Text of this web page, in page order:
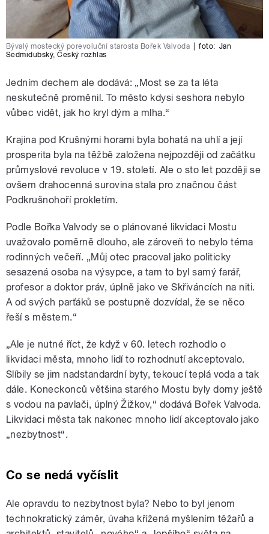
Bývalý mostecký porevoluční starosta Bořek Valvoda foto: Jan
Sedmidubský,Český rozhlas
Jedním dechem ale dodává: „Most se za ta léta
neskutečně proměnil. To město kdysi seshora nebylo
vůbec vidět, jak ho kryl dým a mlha.“
Krajina pod Krušnými horami byla bohatá na uhlí a její
prosperita byla na těžbě založena nejpozději od začátku
průmyslové revoluce v 19. století. Ale o sto let později se
ovšem drahocenná surovina stala pro značnou část
Podkrušnohoří prokletím.
Podle Bořka Valvody se o plánované likvidaci Mostu
uvažovalo poměrně dlouho, ale zároveň to nebylo téma
rodinných večeří. „Můj otec pracoval jako politicky
sesazená osoba na výsypce, a tam to byl samý farář,
profesor a doktor práv, úplně jako ve Skřiváncích na niti.
A od svých parťáků se postupně dozvídal, že se něco
řeší s městem.“
„Ale je nutné říct, že když v 60. letech rozhodlo o
likvidaci města, mnoho lidí to rozhodnutí akceptovalo.
Slíbily se jim nadstandardní byty, tekoucí teplá voda a tak
dále. Koneckonců většina starého Mostu byly domy ještě
s vodou na pavlači, úplný Žižkov,“ dodává Bořek Valvoda.
Likvidaci města tak nakonec mnoho lidí akceptovalo jako
„nezbytnost“.
Co se nedá vyčíslit
Ale opravdu to nezbytnost byla? Nebo to byl jenom
technokratický záměr, úvaha křížená myšlením těžařů a